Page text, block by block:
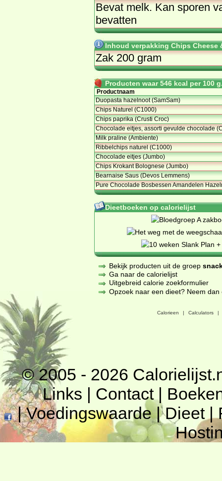
Bevat melk. Kan sporen
bevatten
Inhoud verpakking Chips Cheese
Zak 200 gram
Producten waar 546 kcal per 100
Productnaam
Duopasta hazelnoot (SamSam)
Chips Naturel (C1000)
Chips paprika (Crusti Croc)
Chocolade eitjes, assorti gevulde chocolade
Milk praline (Ambiente)
Ribbelchips naturel (C1000)
Chocolade eitjes (Jumbo)
Chips Krokant Bolognese (Jumbo)
Bearnaise Saus (Devos Lemmens)
Pure Chocolade Bosbessen Amandelen
Dieetboeken op calorielijst
Bekijk producten uit de groep
Ga naar de calorielijst
Uitgebreid calorie zoekformulier
Opzoek naar een dieet? Neem
Calorieen | Calculators |
© 2005 - 2026
Links | Contact|
|Voedingswaarde|Dieet|